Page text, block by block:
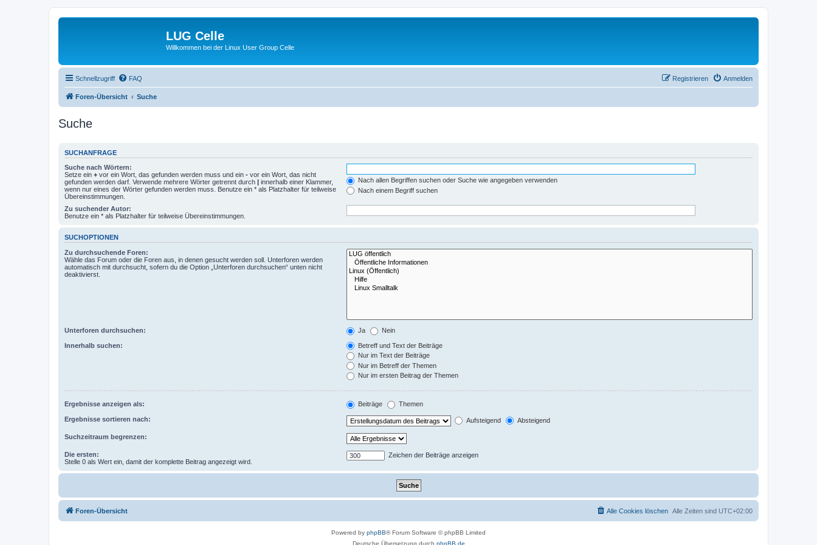
LUG Celle
Willkommen bei der Linux User Group Celle
Schnellzugriff FAQ Anmelden
Registrieren
Foren-Übersicht Suche
Suche
SUCHANFRAGE
Suche nach Wörtern:
Setze ein + vor ein Wort, das gefunden werden muss und ein - vor ein Wort, das nicht
gefunden werden darf. Verwende mehrere Wörter getrennt durch | innerhalb einer Klammer,
wenn nur eines der Wörter gefunden werden muss. Benutze ein * als Platzhalter für teilweise
Übereinstimmungen.
Nach allen Begriffen suchen oder Suche wie angegeben verwenden
Nach einem Begriff suchen
Zu suchender Autor:
Benutze ein * als Platzhalter für teilweise Übereinstimmungen.
SUCHOPTIONEN
Zu durchsuchende Foren:
Wähle das Forum oder die Foren aus, in denen gesucht werden soll. Unterforen werden
automatisch mit durchsucht, sofern du die Option „Unterforen durchsuchen“ unten nicht
deaktivierst.
Unterforen durchsuchen: Ja Nein
Innerhalb suchen:
Betreff und Text der Beiträge
Nur im Text der Beiträge
Nur im Betreff der Themen
Nur im ersten Beitrag der Themen
Ergebnisse anzeigen als: Beiträge Themen
Ergebnisse sortieren nach: Aufsteigend Absteigend
Suchzeitraum begrenzen:
Die ersten:
Stelle 0 als Wert ein, damit der komplette Beitrag angezeigt wird.
Zeichen der Beiträge anzeigen
Foren-Übersicht Alle Zeiten sind UTC+02:00
Alle Cookies löschen
Powered by phpBB® Forum Software © phpBB Limited
Deutsche Übersetzung durch phpBB.de